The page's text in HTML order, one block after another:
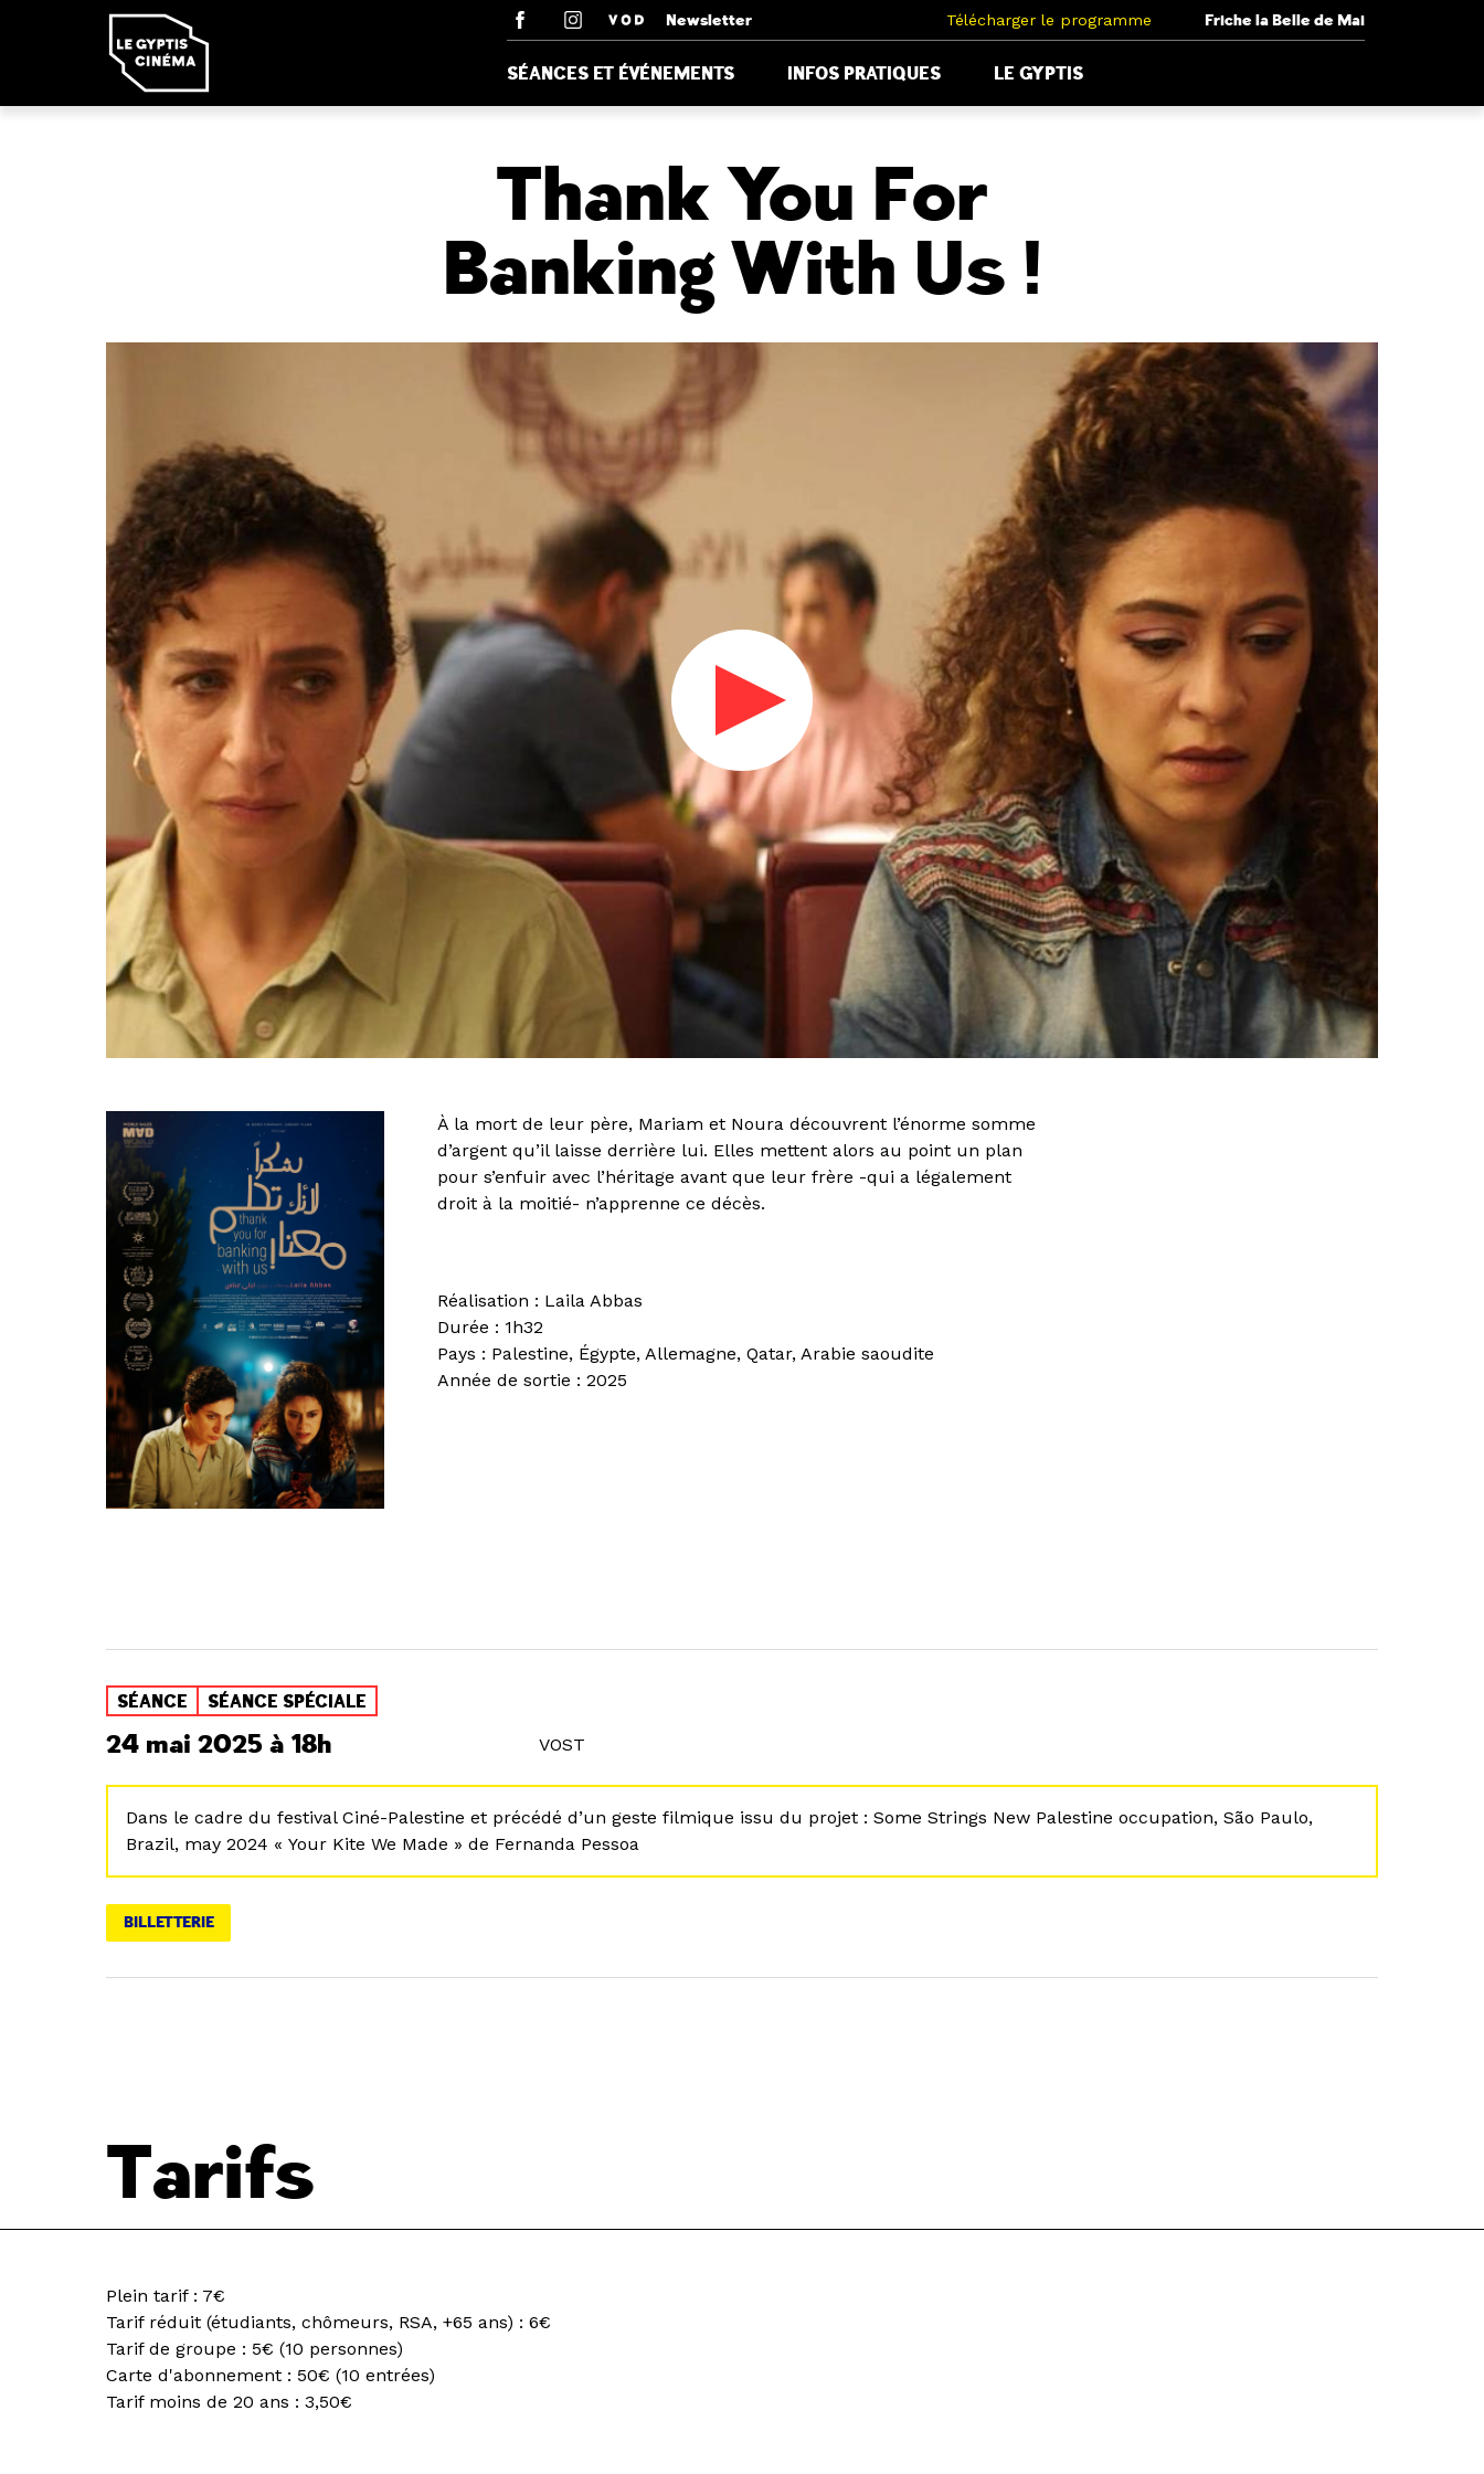
Newsletter Télécharger le programme Friche la Belle de Mai
SÉANCES ET ÉVÉNEMENTS INFOS PRATIQUES LE GYPTIS
Thank You For
Banking With Us !
À la mort de leur père, Mariam et Noura découvrent l’énorme somme
d’argent qu’il laisse derrière lui. Elles mettent alors au point un plan
pour s’enfuir avec l’héritage avant que leur frère -qui a légalement
droit à la moitié- n’apprenne ce décès.
Réalisation : Laila Abbas
Durée : 1h32
Pays : Palestine, Égypte, Allemagne, Qatar, Arabie saoudite
Année de sortie : 2025
SÉANCE SÉANCE SPÉCIALE
24 mai 2025 à 18h VOST
Dans le cadre du festival Ciné-Palestine et précédé d’un geste filmique issu du projet : Some Strings New Palestine occupation, São Paulo,
Brazil, may 2024 « Your Kite We Made » de Fernanda Pessoa
BILLETTERIE
Tarifs
Plein tarif : 7€
Tarif réduit (étudiants, chômeurs, RSA, +65 ans) : 6€
Tarif de groupe : 5€ (10 personnes)
Carte d'abonnement : 50€ (10 entrées)
Tarif moins de 20 ans : 3,50€
Panneau de gestion des cookies